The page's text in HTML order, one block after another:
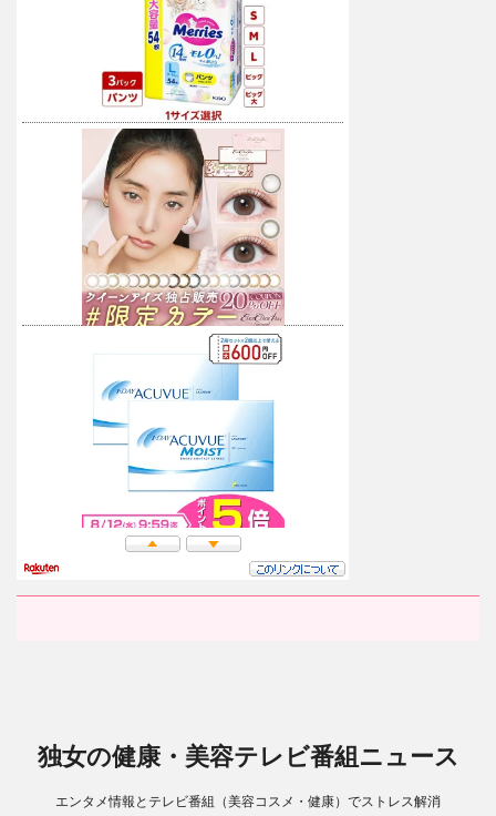
独女の健康・美容テレビ番組ニュース
エンタメ情報とテレビ番組（美容コスメ・健康）でストレス解消